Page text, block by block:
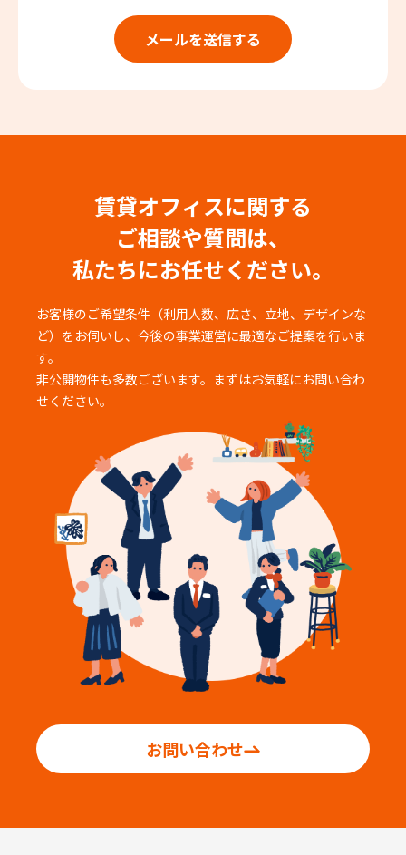
賃貸オフィスに関する
ご相談や質問は、
私たちにお任せください。
お客様のご希望条件（利用人数、広さ、立地、デザインな
ど）をお伺いし、 今後の事業運営に最適なご提案を行いま
す。
非公開物件も多数ございます。まずはお気軽にお問い合わ
せください。
お問い合わせ